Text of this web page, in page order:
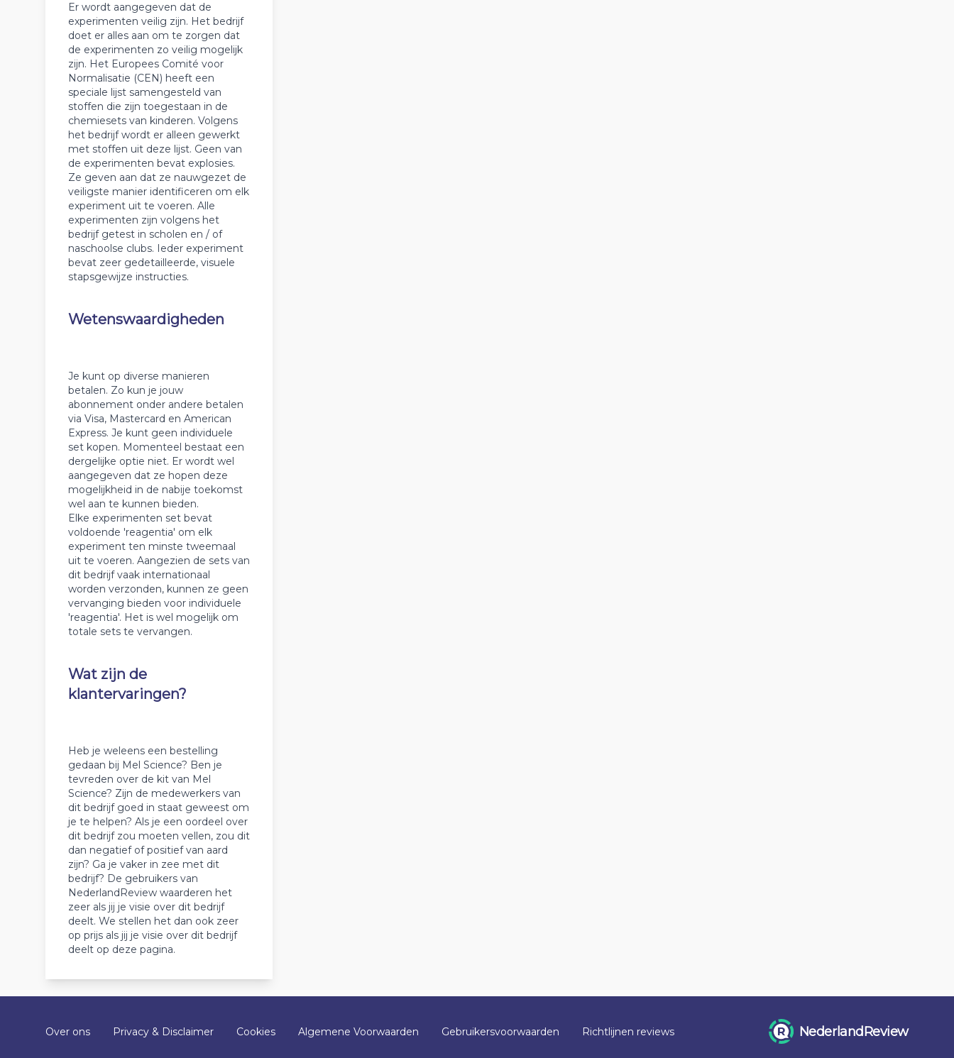
Er wordt aangegeven dat de
experimenten veilig zijn. Het bedrijf
doet er alles aan om te zorgen dat
de experimenten zo veilig mogelijk
zijn. Het Europees Comité voor
Normalisatie (CEN) heeft een
speciale lijst samengesteld van
stoffen die zijn toegestaan in de
chemiesets van kinderen. Volgens
het bedrijf wordt er alleen gewerkt
met stoffen uit deze lijst. Geen van
de experimenten bevat explosies.
Ze geven aan dat ze nauwgezet de
veiligste manier identificeren om elk
experiment uit te voeren. Alle
experimenten zijn volgens het
bedrijf getest in scholen en / of
naschoolse clubs. Ieder experiment
bevat zeer gedetailleerde, visuele
stapsgewijze instructies.
Wetenswaardigheden
Je kunt op diverse manieren
betalen. Zo kun je jouw
abonnement onder andere betalen
via Visa, Mastercard en American
Express. Je kunt geen individuele
set kopen. Momenteel bestaat een
dergelijke optie niet. Er wordt wel
aangegeven dat ze hopen deze
mogelijkheid in de nabije toekomst
wel aan te kunnen bieden.
Elke experimenten set bevat
voldoende 'reagentia' om elk
experiment ten minste tweemaal
uit te voeren. Aangezien de sets van
dit bedrijf vaak internationaal
worden verzonden, kunnen ze geen
vervanging bieden voor individuele
'reagentia'. Het is wel mogelijk om
totale sets te vervangen.
Wat zijn de
klantervaringen?
Heb je weleens een bestelling
gedaan bij Mel Science? Ben je
tevreden over de kit van Mel
Science? Zijn de medewerkers van
dit bedrijf goed in staat geweest om
je te helpen? Als je een oordeel over
dit bedrijf zou moeten vellen, zou dit
dan negatief of positief van aard
zijn? Ga je vaker in zee met dit
bedrijf? De gebruikers van
NederlandReview waarderen het
zeer als jij je visie over dit bedrijf
deelt. We stellen het dan ook zeer
op prijs als jij je visie over dit bedrijf
deelt op deze pagina.
Over ons Privacy & Disclaimer Cookies Algemene Voorwaarden Gebruikersvoorwaarden Richtlijnen reviews NederlandReview